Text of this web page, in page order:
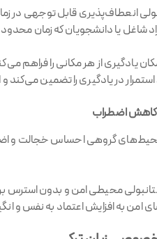
انعطاف‌پذیری قابل توجهی در
شاغل یا دانشجویان که زمان
یادگیری از هر مکانی را
در یادگیری را تضمین
کاهش اضطراب
محیط‌های گروهی احساس خجالت و
محیطی امن و بدون استرس برای
امن به افزایش اعتماد به نفس و